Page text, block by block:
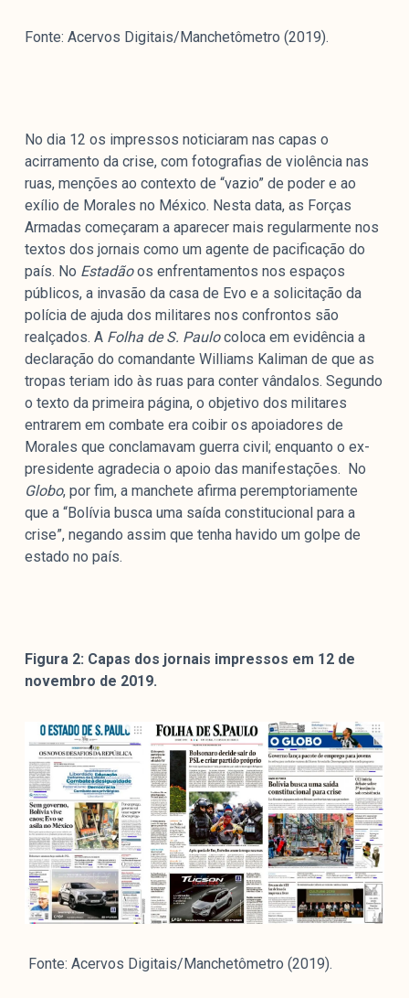
Fonte: Acervos Digitais/Manchetômetro (2019).
No dia 12 os impressos noticiaram nas capas o
acirramento da crise, com fotografias de violência nas
ruas, menções ao contexto de “vazio” de poder e ao
exílio de Morales no México. Nesta data, as Forças
Armadas começaram a aparecer mais regularmente nos
textos dos jornais como um agente de pacificação do
país. No Estadãoos enfrentamentos nos espaços
públicos, a invasão da casa de Evo e a solicitação da
polícia de ajuda dos militares nos confrontos são
realçados. A Folha de S. Paulocoloca em evidência a
declaração do comandante Williams Kaliman de que as
tropas teriam ido às ruas para conter vândalos. Segundo
o texto da primeira página, o objetivo dos militares
entrarem em combate era coibir os apoiadores de
Morales que conclamavam guerra civil; enquanto o ex-
presidente agradecia o apoio das manifestações. No
Globo, por fim, a manchete afirma peremptoriamente
que a “Bolívia busca uma saída constitucional para a
crise”, negando assim que tenha havido um golpe de
estado no país.
Figura 2: Capas dos jornais impressos em 12 de
novembro de 2019.
Fonte: Acervos Digitais/Manchetômetro (2019).